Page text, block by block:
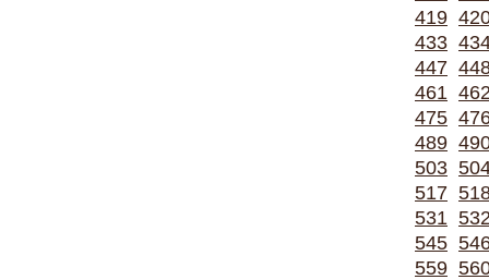
419
433
447
461
475
489
503
517
531
545
559